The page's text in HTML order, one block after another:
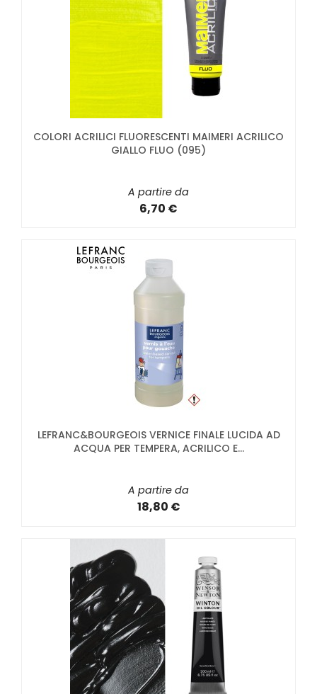
COLORI ACRILICI FLUORESCENTI MAIMERI ACRILICO
GIALLO FLUO (095)
A partire da
6,70 €
LEFRANC&BOURGEOIS VERNICE FINALE LUCIDA AD
ACQUA PER TEMPERA, ACRILICO E...
A partire da
18,80 €